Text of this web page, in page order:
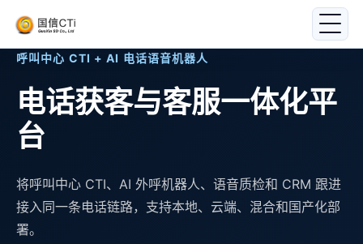
呼叫中心 CTI + AI 电话语音机器人
电话获客与客服一体化平
台
将呼叫中心 CTI、AI 外呼机器人、语音质检和 CRM 跟进
接入同一条电话链路，支持本地、云端、混合和国产化部
署。